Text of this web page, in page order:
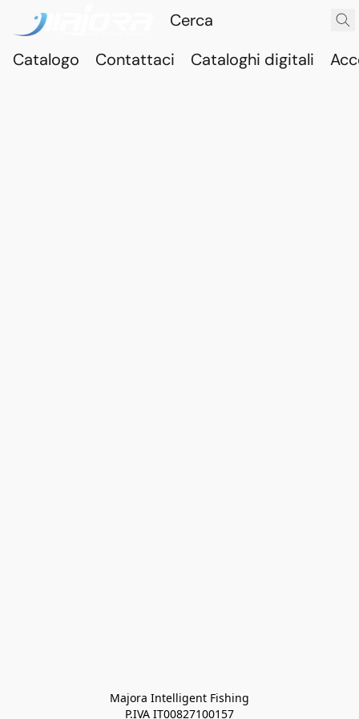
Catalogo Contattaci Cataloghi digitali
Majora Intelligent Fishing
P.IVA IT00827100157